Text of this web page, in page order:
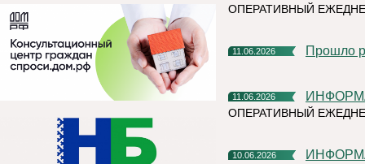
ОПЕРАТИВНЫЙ
11.06.2026 Прошло
11.06.2026
ОПЕРАТИВНЫЙ
10.06.2026